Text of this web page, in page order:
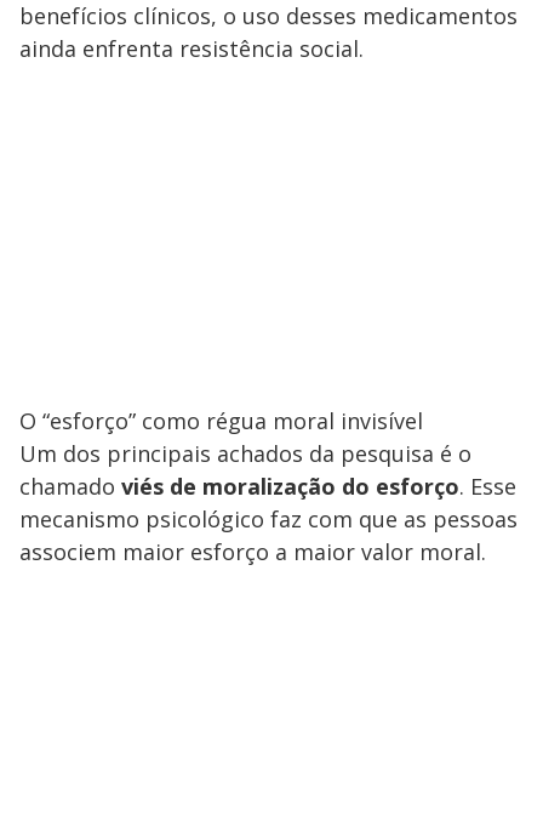
benefícios clínicos, o uso desses medicamentos
ainda enfrenta resistência social.
O “esforço” como régua moral invisível
Um dos principais achados da pesquisa é o
chamado viés de moralização do esforço. Esse
mecanismo psicológico faz com que as pessoas
associem maior esforço a maior valor moral.